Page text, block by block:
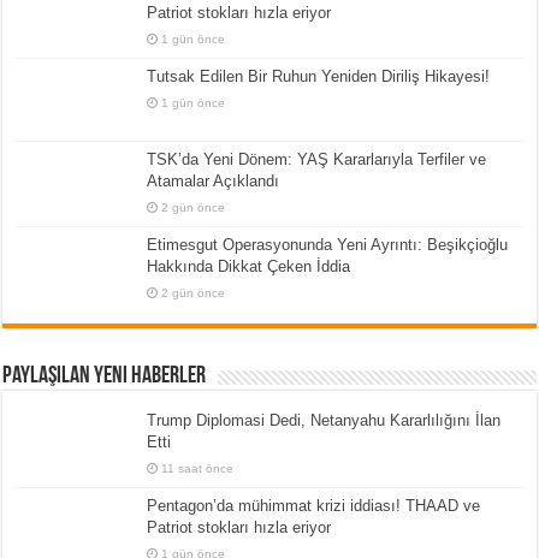
Patriot stokları hızla eriyor
1 gün önce
Tutsak Edilen Bir Ruhun Yeniden Diriliş Hikayesi!
1 gün önce
TSK’da Yeni Dönem: YAŞ Kararlarıyla Terfiler ve
Atamalar Açıklandı
2 gün önce
Etimesgut Operasyonunda Yeni Ayrıntı: Beşikçioğlu
Hakkında Dikkat Çeken İddia
2 gün önce
Paylaşılan Yeni Haberler
Trump Diplomasi Dedi, Netanyahu Kararlılığını İlan
Etti
11 saat önce
Pentagon’da mühimmat krizi iddiası! THAAD ve
Patriot stokları hızla eriyor
1 gün önce